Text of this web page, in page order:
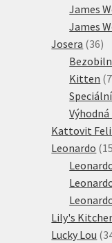
James
James
Josera 3636
Kitten 7
Kattovit
Leonardo 15
Lily's
Lucky Lou